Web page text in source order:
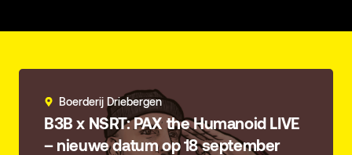
Boerderij Driebergen
B3B x NSRT: PAX the Humanoid LIVE
– nieuwe datum op 18 september